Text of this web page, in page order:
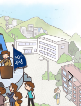
연구자들
영상 기록물